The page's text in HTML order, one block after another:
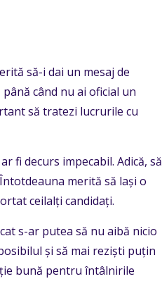
să-i dai un mesaj de
când nu ai oficial un
să tratezi lucrurile cu
fi decurs impecabil. Adică, să
merită să lași o
ceilalți candidați.
s-ar putea să nu aibă nicio
și să mai reziști puțin
bună pentru întâlnirile